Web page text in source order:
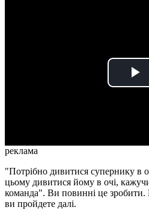
реклама
"Потрібно дивитися супернику в
цьому дивитися йому в очі,
команда". Ви повинні це
ви пройдете далі.